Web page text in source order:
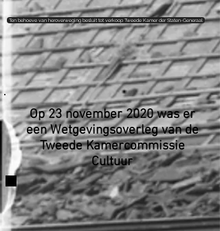
Ten behoeve van heroverweging besluit tot verkoop Tweede Kamer der Staten-Generaal
Op 23 november 2020 was er
een Wetgevingsoverleg van de
Tweede Kamercommissie
Cultuur